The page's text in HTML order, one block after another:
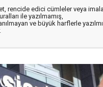
rencide edici cümleler veya
ile yazılmamış,
ve büyük harflerle